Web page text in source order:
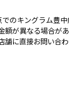
のキングラム豊
額が異なる場合が
に直接お問い合わ